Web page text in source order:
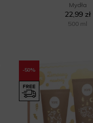
Mydła
22,99 zł
500 ml
-50%